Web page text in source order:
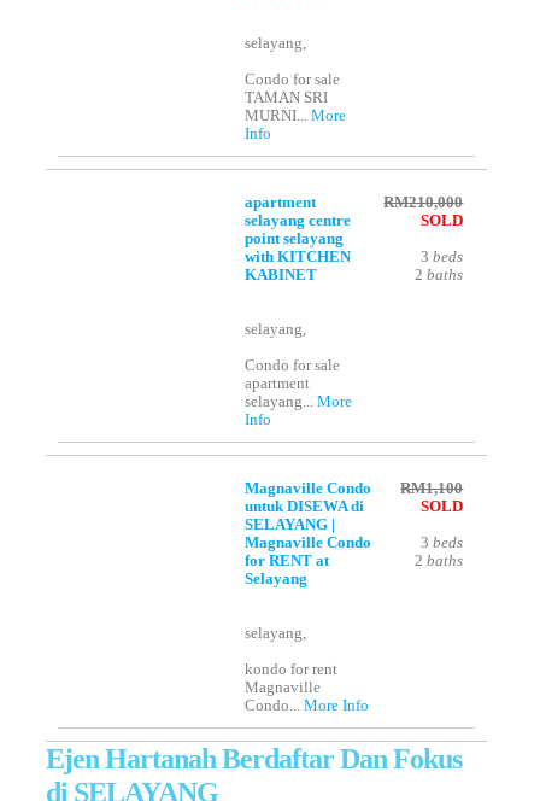
selayang,
Condo for sale
TAMAN SRI
MURNI...More
Info
apartment
selayang centre
point selayang
with KITCHEN
KABINET
selayang,
Condo for sale
apartment
selayang...More
Info
RM210,000
SOLD
3 beds
2 baths
Magnaville Condo
untuk DISEWA di
SELAYANG |
Magnaville Condo
for RENT at
Selayang
selayang,
kondo for rent
Magnaville
Condo...More Info
RM1,100
SOLD
3 beds
2 baths
Ejen Hartanah Berdaftar Dan Fokus
di SELAYANG